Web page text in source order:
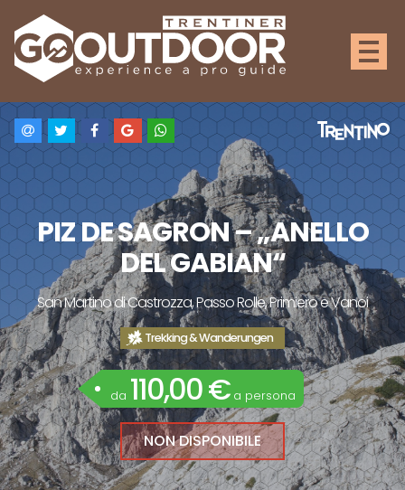
PIZ DE SAGRON – „ANELLO
DEL GABIAN“
San Martino di Castrozza, Passo Rolle, Primiero e Vanoi
Trekking & Wanderungen
da 110,00 € a persona
NON DISPONIBILE